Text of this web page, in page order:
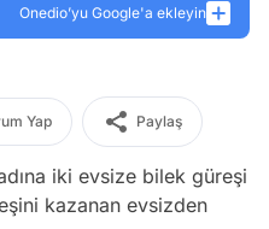
Onedio’yu Google'a ekleyin
Yap Paylaş
iki evsize bilek güreşi
kazanan evsizden